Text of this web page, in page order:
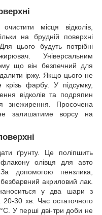
місця відколів,
на брудній поверхні
цього будуть потрібні
Універсальним
що він безпечний для
іржу. Якщо цього не
фарбу. У підсумку,
відколів та подряпин
знежирення. Просочена
залишатиме ворсу на
ґрунту. Це поліпшить
олівця для авто
допомогою пензлика,
акриловий лак.
наноситься у два шари з
30 хв. Час остаточного
У перші дві-три доби не